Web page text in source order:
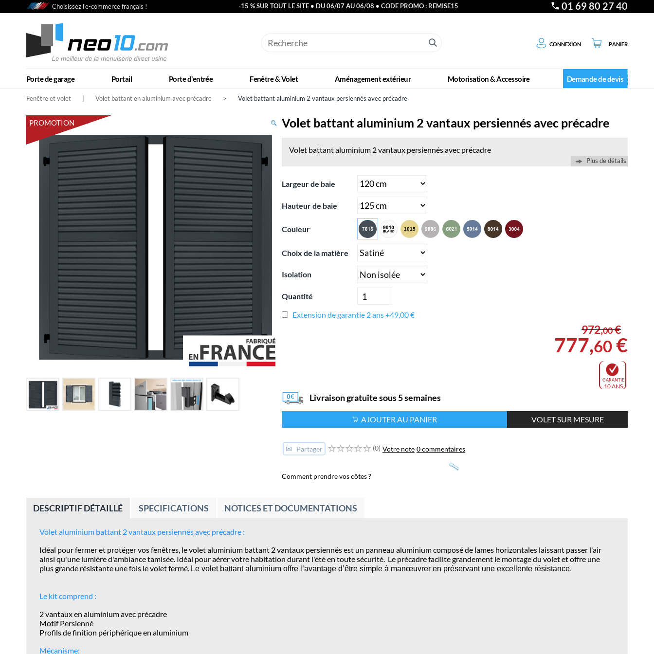
Choisissez l'e-commerce français ! -15 % SUR TOUT LE SITE • DU 06/07 AU 06/08 • CODE PROMO : REMISE15 01 69 80 27 40
Connexion Panier
Porte de garage Portail Porte d'entrée Fenêtre & Volet Aménagement extérieur Motorisation & Accessoire Demande de devis
Fenêtre et volet Volet battant en aluminium avec précadre > Volet battant aluminium 2 vantaux persiennés avec précadre
PROMOTION Volet battant aluminium 2 vantaux persiennés avec précadre
Volet battant aluminium 2 vantaux persiennés avec précadre
Plus de détails
Largeur de baie
Hauteur de baie
Couleur
Choix de la matière
Isolation
Quantité
Extension de garantie 2 ans +49,00 €
972,00€
777,60 €
GARANTIE
10 ANS
Livraison gratuite sous 5 semaines
AJOUTER AU PANIER VOLET SUR MESURE
✉ Partager (0) Votre note 0 commentaires
Comment prendre vos côtes ?
DESCRIPTIF DÉTAILLÉ SPECIFICATIONS NOTICES ET DOCUMENTATIONS
Volet aluminium battant 2 vantaux persiennés avec précadre :
Idéal pour fermer et protéger vos fenêtres, le volet aluminium battant 2 vantaux persiennés est un panneau aluminium composé de lames horizontales laissant passer l'air
ainsi qu'une lumière d'ambiance tamisée. Idéal pour aérer votre habitation durant l'été en toute sécurité. Le précadre facilite grandement le montage du volet et offre une
plus grande résistante une fois le volet fermé. Le volet battant aluminium offre l’avantage d’être simple à manœuvrer en préservant une excellente résistance.
Le kit comprend :
2 vantaux en aluminium avec précadre
Motif Persienné
Profils de finition périphérique en aluminium
Mécanisme: